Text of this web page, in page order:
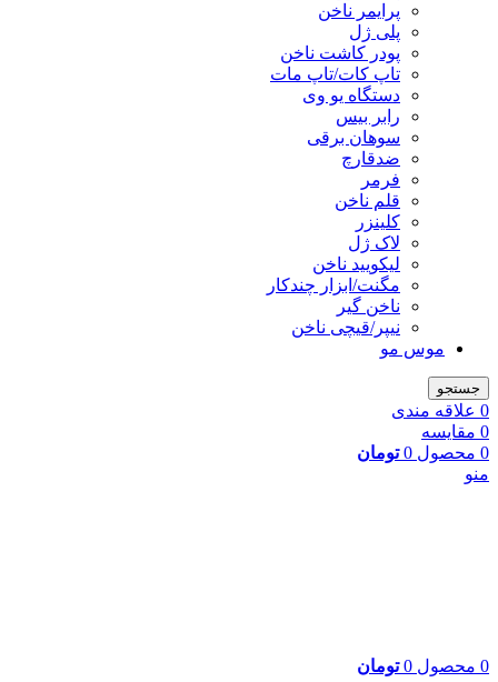
پرایمر ناخن
پلی ژل
پودر کاشت ناخن
تاپ کات/تاپ مات
دستگاه یو وی
رابر بیس
سوهان برقی
ضدقارچ
فرمر
قلم ناخن
کلینزر
لاک ژل
لیکوييد ناخن
مگنت/ابزار چندکار
ناخن گیر
نیپر/قیچی ناخن
موس مو
جستجو
0 علاقه مندی
0 مقایسه
0 محصول 0 تومان
منو
0 محصول 0 تومان